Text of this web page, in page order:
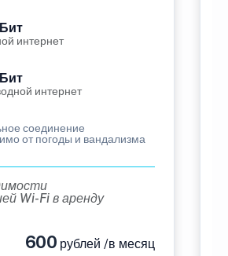
интернет
интернет
соединение
от погоды и вандализма
Wi-Fi в аренду
600 рублей /в месяц